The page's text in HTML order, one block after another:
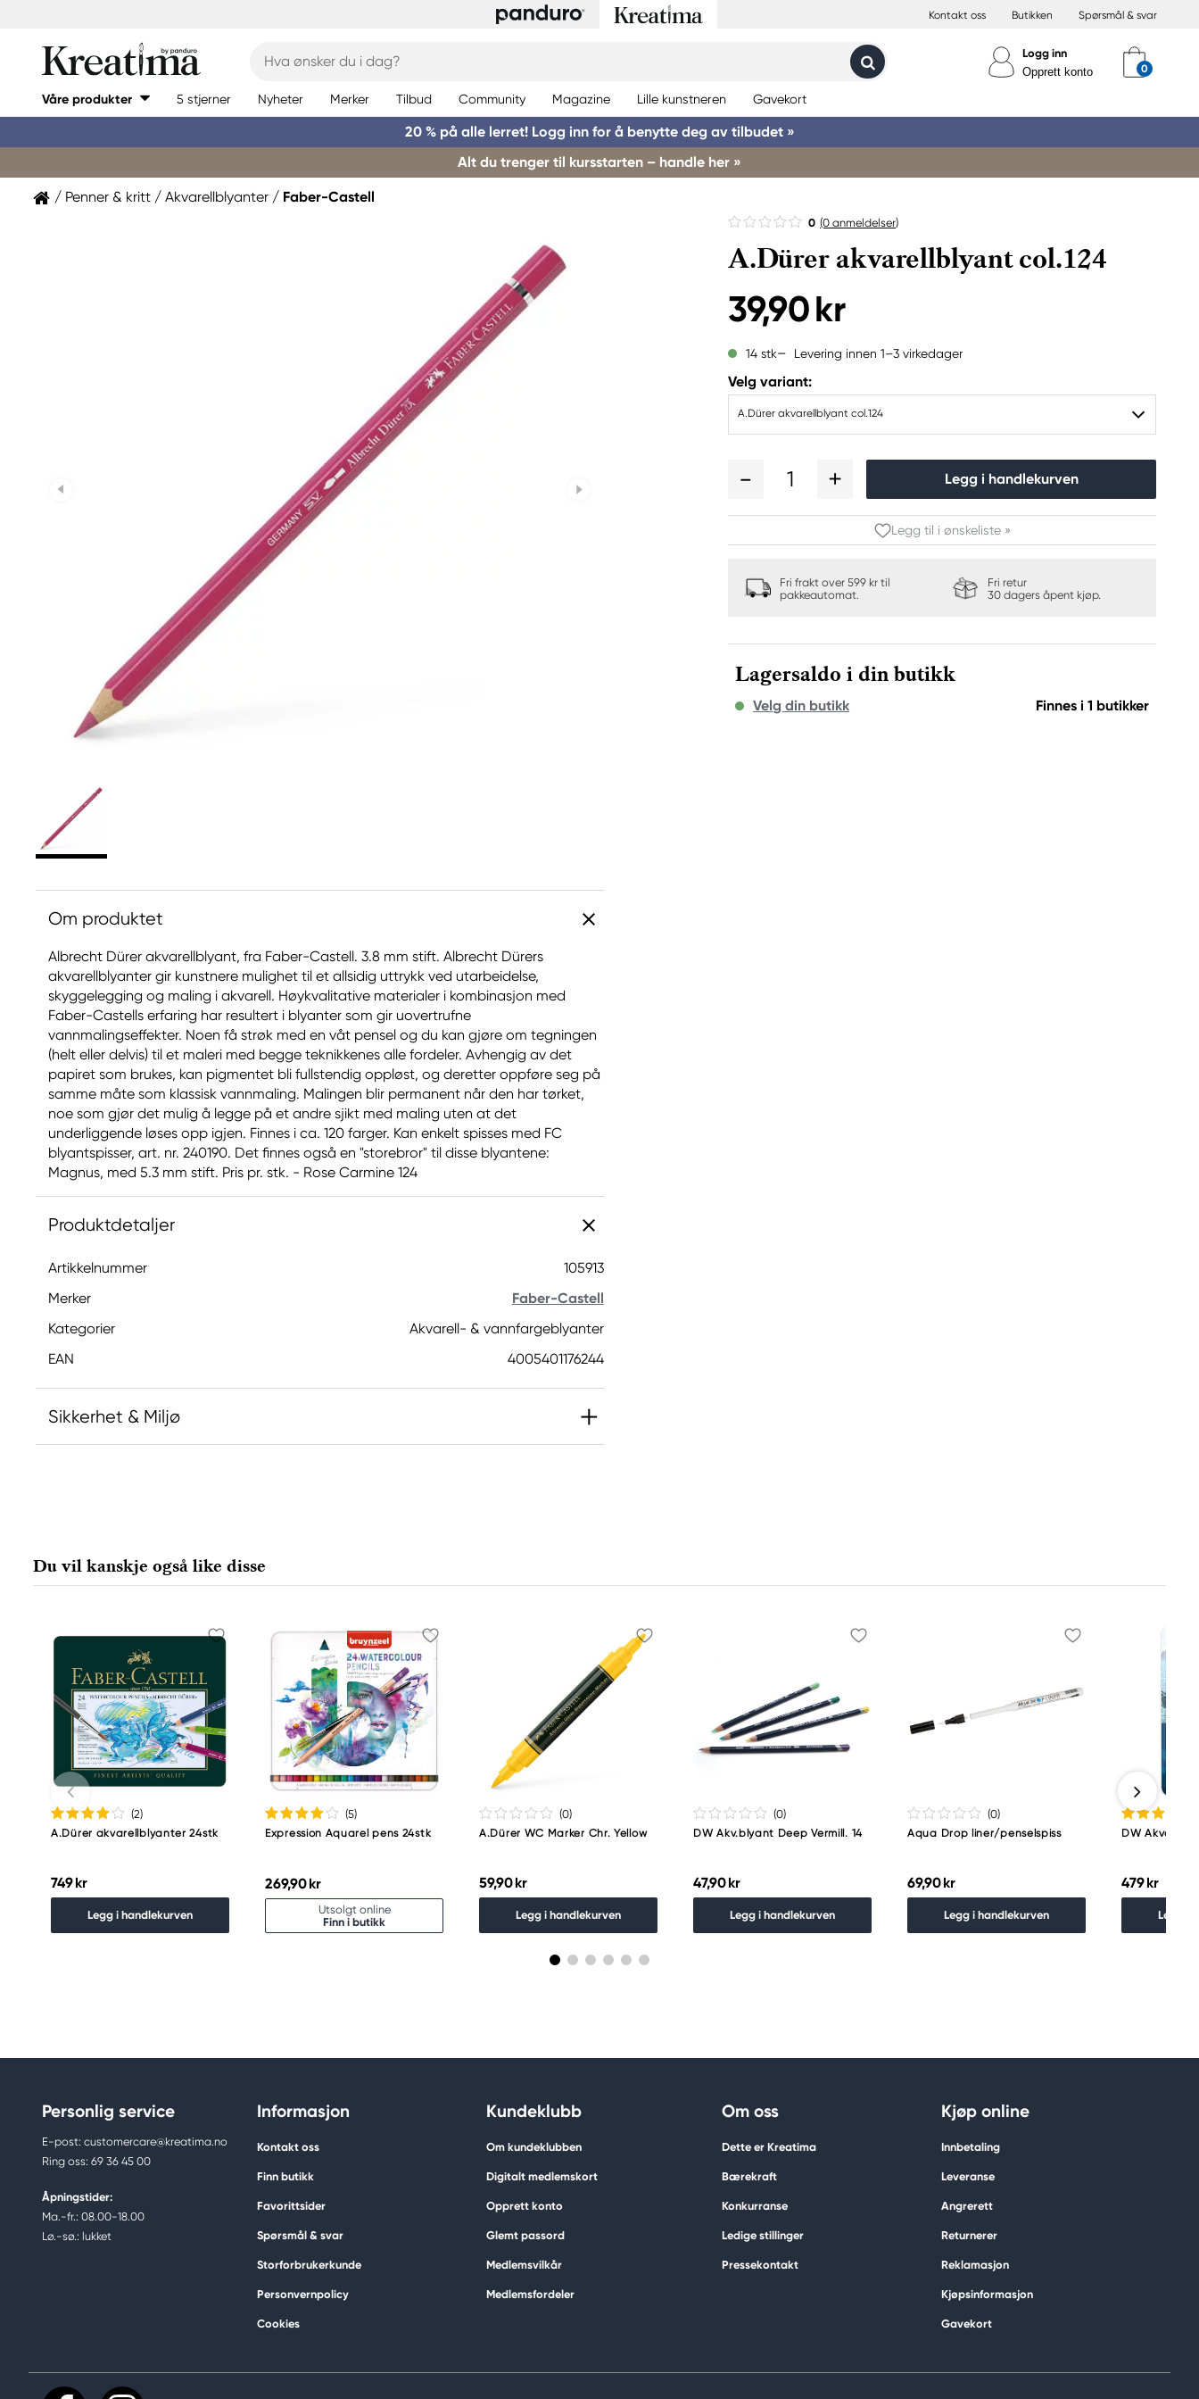
Kontakt oss Butikken Spørsmål & svar
Logg inn
Opprett konto
Våre produkter 5 stjerner Nyheter Merker Tilbud Community Magazine Lille kunstneren Gavekort
20 % på alle lerret! Logg inn for å benytte deg av tilbudet »
Alt du trenger til kursstarten – handle her »
Penner & kritt Akvarellblyanter Faber-Castell
0 (0 anmeldelser)
A.Dürer akvarellblyant col.124
39,90 kr
14 stk Levering innen 1–3 virkedager
Velg variant:
A.Dürer akvarellblyant col.124
1 Legg i handlekurven
Legg til i ønskeliste »
Fri frakt over 599 kr til
pakkeautomat.
Fri retur
30 dagers åpent kjøp.
Lagersaldo i din butikk
Velg din butikk Finnes i 1 butikker
Om produktet
Albrecht Dürer akvarellblyant, fra Faber-Castell. 3.8 mm stift. Albrecht Dürers
akvarellblyanter gir kunstnere mulighet til et allsidig uttrykk ved utarbeidelse,
skyggelegging og maling i akvarell. Høykvalitative materialer i kombinasjon med
Faber-Castells erfaring har resultert i blyanter som gir uovertrufne
vannmalingseffekter. Noen få strøk med en våt pensel og du kan gjøre om tegningen
(helt eller delvis) til et maleri med begge teknikkenes alle fordeler. Avhengig av det
papiret som brukes, kan pigmentet bli fullstendig oppløst, og deretter oppføre seg på
samme måte som klassisk vannmaling. Malingen blir permanent når den har tørket,
noe som gjør det mulig å legge på et andre sjikt med maling uten at det
underliggende løses opp igjen. Finnes i ca. 120 farger. Kan enkelt spisses med FC
blyantspisser, art. nr. 240190. Det finnes også en "storebror" til disse blyantene:
Magnus, med 5.3 mm stift. Pris pr. stk. - Rose Carmine 124
Produktdetaljer
Artikkelnummer
105913
Merker
Faber-Castell
Kategorier
Akvarell- & vannfargeblyanter
EAN
4005401176244
Sikkerhet & Miljø
90546 Stein, Germany
info@Faber-Castell.de
Du vil kanskje også like disse
(2)
A.Dürer akvarellblyanter 24stk
749 kr
Legg i handlekurven
(5)
Expression Aquarel pens 24stk
269,90 kr
Utsolgt online
Finn i butikk
(0)
A.Dürer WC Marker Chr. Yellow
59,90 kr
Legg i handlekurven
(0)
DW Akv.blyant Deep Vermill. 14
47,90 kr
Legg i handlekurven
(0)
Aqua Drop liner/penselspiss
69,90 kr
Legg i handlekurven
DW
479 kr
Legg i
Personlig service
E-post: customercare@kreatima.no
Ring oss: 69 36 45 00
Åpningstider:
Ma.-fr.: 08.00-18.00
Lø.-sø.: lukket
Informasjon
Kontakt oss
Finn butikk
Favorittsider
Spørsmål & svar
Storforbrukerkunde
Personvernpolicy
Cookies
Kundeklubb
Om kundeklubben
Digitalt medlemskort
Opprett konto
Glemt passord
Medlemsvilkår
Medlemsfordeler
Om oss
Dette er Kreatima
Bærekraft
Konkurranse
Ledige stillinger
Pressekontakt
Kjøp online
Innbetaling
Leveranse
Angrerett
Returnerer
Reklamasjon
Kjøpsinformasjon
Gavekort